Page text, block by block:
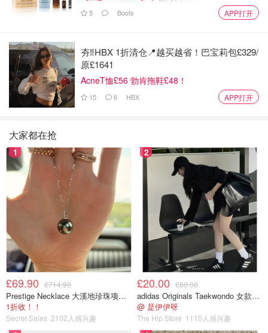
5 Boots APP打开
夯‼️HBX 1折清仓📍越买越省！巴宝莉包£329/
原£1641
AcneT恤£56 勃肯拖鞋£48！
15 6 HBX APP打开
大家都在抢
1
£69.90 £714.90
Prestige Necklace 大溪地珍珠项链 10-11mm
1折收！！
Secret Sales 2102人感兴趣
2
£20.00 £80.00
adidas Originals Taekwondo 女款黑色运动鞋
@ 是伊伊呀
The Hip Store 1110人感兴趣